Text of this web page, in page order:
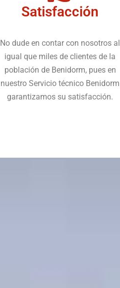
Satisfacción
No dude en contar con nosotros al
igual que miles de clientes de la
población de Benidorm, pues en
nuestro Servicio técnico Benidorm
garantizamos su satisfacción.